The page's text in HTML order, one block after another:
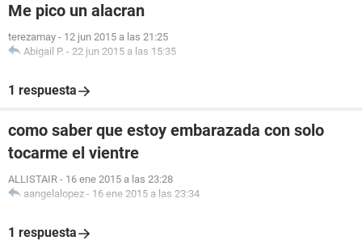
Me pico un alacran
terezamay - 12 jun 2015 a las 21:25
Abigail P. - 22 jun 2015 a las 15:35
1 respuesta
como saber que estoy embarazada con solo
tocarme el vientre
ALLISTAIR - 16 ene 2015 a las 23:28
aangelalopez - 16 ene 2015 a las 23:34
1 respuesta